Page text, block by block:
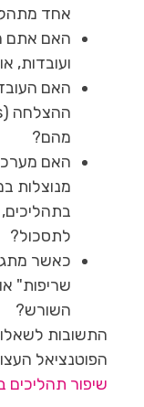
אחד
האם אתם
ועובדות,
האם
מהם?
מנוצלות
לתסכול?
כאשר
שריפות"
השורש?
התשובות
הפוטנציאל
שיפור תהליכים